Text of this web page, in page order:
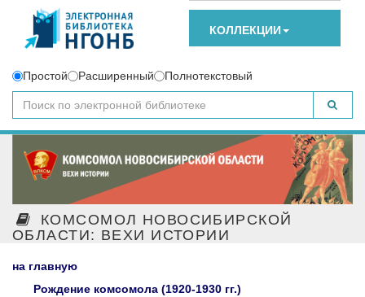
КОЛЛЕКЦИИ
Простой Расширенный Полнотекстовый
КОМСОМОЛ НОВОСИБИРСКОЙ
ОБЛАСТИ: ВЕХИ ИСТОРИИ
на главную
Рождение комсомола (1920-1930 гг.)